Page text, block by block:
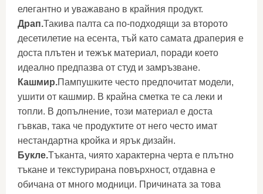
елегантно и уважавано в крайния продукт.
Драп.Такива палта са по-подходящи за второто
десетилетие на есента, тъй като самата драперия е
доста плътен и тежък материал, поради което
идеално предпазва от студ и замръзване.
Кашмир.Пампушките често предпочитат модели,
ушити от кашмир. В крайна сметка те са леки и
топли. В допълнение, този материал е доста
гъвкав, така че продуктите от него често имат
нестандартна кройка и ярък дизайн.
Букле.Тъканта, чиято характерна черта е плътно
тъкане и текстурирана повърхност, отдавна е
обичана от много модници. Причината за това